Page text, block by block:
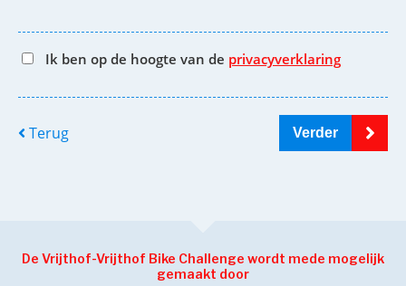
Ik ben op de hoogte van de privacyverklaring
Terug Verder
De Vrijthof-Vrijthof Bike Challenge wordt mede mogelijk
gemaakt door